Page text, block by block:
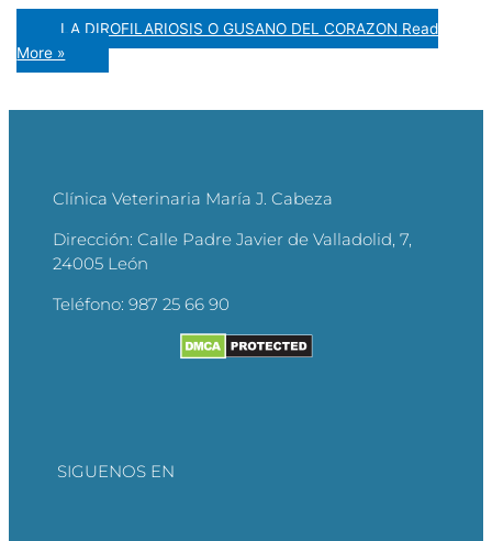
LA DIROFILARIOSIS O GUSANO DEL CORAZON Read
More »
Clínica Veterinaria María J. Cabeza
Dirección: Calle Padre Javier de Valladolid, 7,
24005 León
Teléfono: 987 25 66 90
SIGUENOS EN